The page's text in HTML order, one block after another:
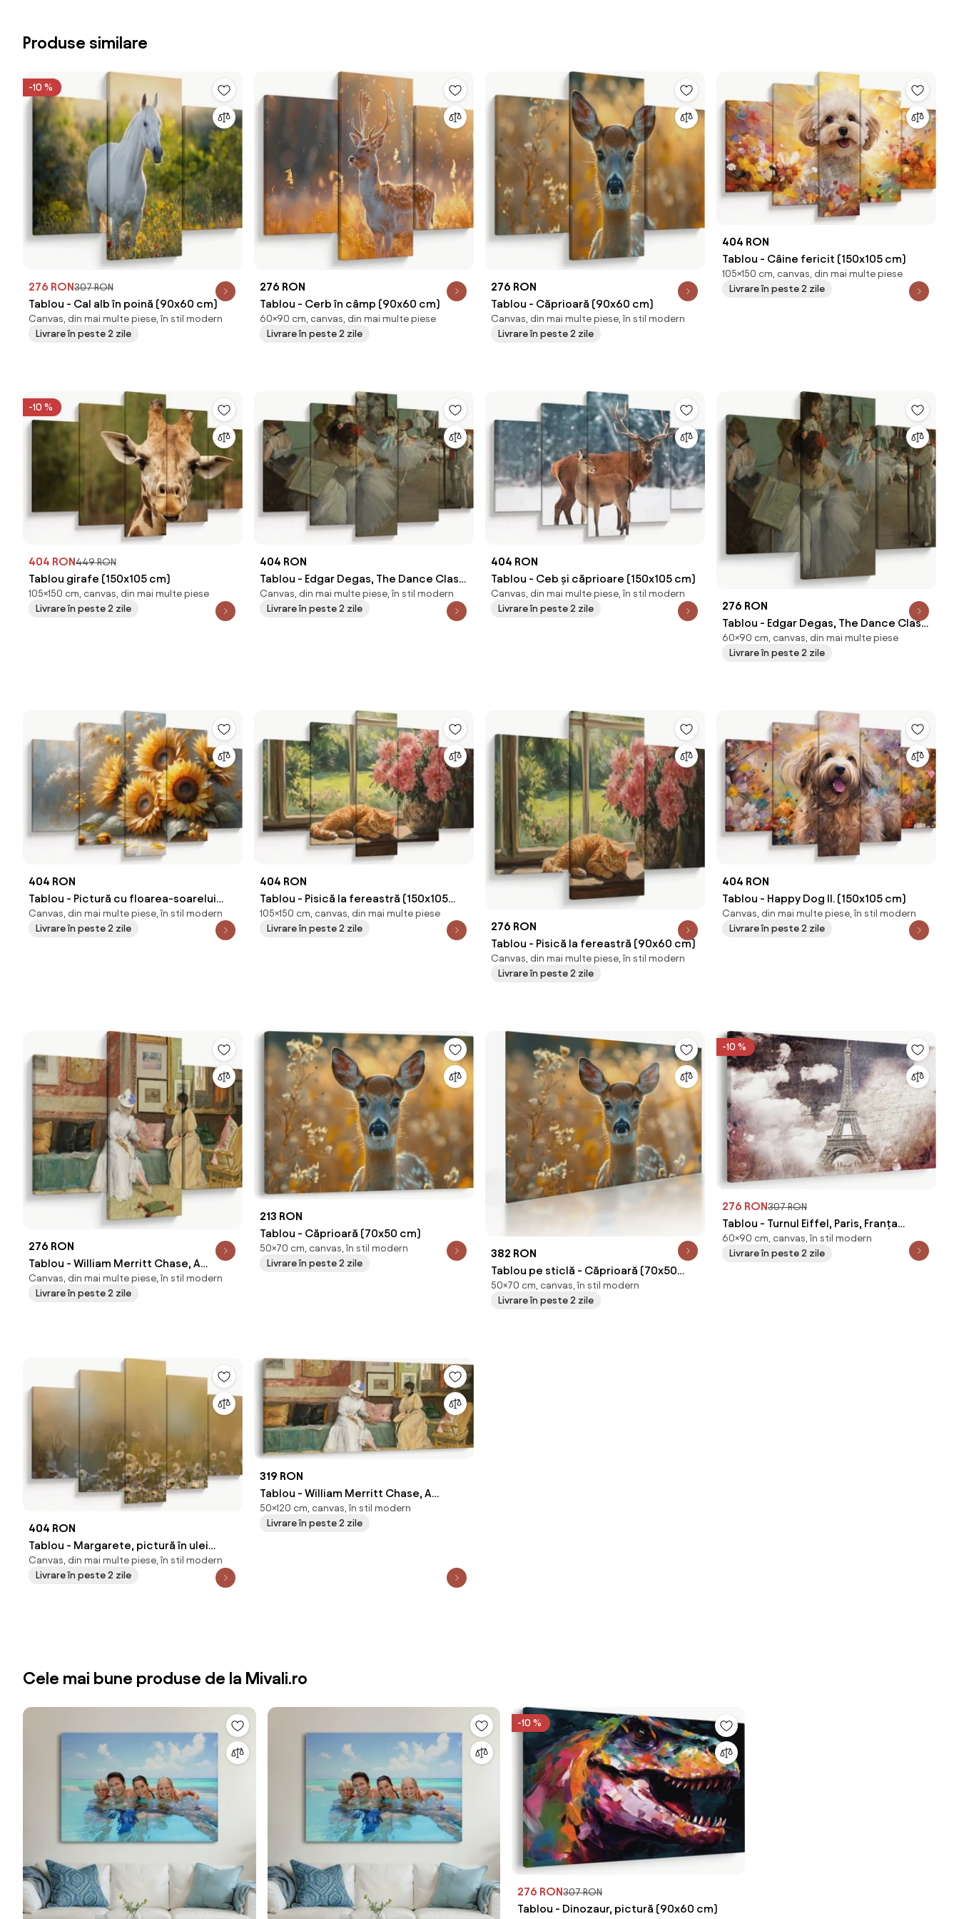
Produse similare
-10 %
276 RON307 RON
Tablou - Cal alb în poină (90x60 cm)
Canvas, din mai multe piese, în stil modern
Livrare în peste 2 zile
276 RON
Tablou - Cerb în câmp (90x60 cm)
60×90 cm, canvas, din mai multe piese
Livrare în peste 2 zile
276 RON
Tablou - Căprioară (90x60 cm)
Canvas, din mai multe piese, în stil modern
Livrare în peste 2 zile
404 RON
Tablou - Câine fericit (150x105 cm)
105×150 cm, canvas, din mai multe piese
Livrare în peste 2 zile
-10 %
404 RON449 RON
Tablou girafe (150x105 cm)
105×150 cm, canvas, din mai multe piese
Livrare în peste 2 zile
404 RON
Tablou - Edgar Degas, The Dance Class,
reproducere (150x105 cm)
Canvas, din mai multe piese, în stil modern
Livrare în peste 2 zile
404 RON
Tablou - Ceb și căprioare (150x105 cm)
Canvas, din mai multe piese, în stil modern
Livrare în peste 2 zile
276 RON
Tablou - Edgar Degas, The Dance Class,
reproducere (90x60 cm)
60×90 cm, canvas, din mai multe piese
Livrare în peste 2 zile
404 RON
Tablou - Pictură cu floarea-soarelui
(150x105 cm)
Canvas, din mai multe piese, în stil modern
Livrare în peste 2 zile
404 RON
Tablou - Pisică la fereastră (150x105
cm)
105×150 cm, canvas, din mai multe piese
Livrare în peste 2 zile
276 RON
Tablou - Pisică la fereastră (90x60 cm)
Canvas, din mai multe piese, în stil modern
Livrare în peste 2 zile
404 RON
Tablou - Happy Dog II. (150x105 cm)
Canvas, din mai multe piese, în stil modern
Livrare în peste 2 zile
276 RON
Tablou - William Merritt Chase, A
Friendly Call, reproducere (90x60 cm)
Canvas, din mai multe piese, în stil modern
Livrare în peste 2 zile
213 RON
Tablou - Căprioară (70x50 cm)
50×70 cm, canvas, în stil modern
Livrare în peste 2 zile
382 RON
Tablou pe sticlă - Căprioară (70x50
cm)
50×70 cm, canvas, în stil modern
Livrare în peste 2 zile
-10 %
276 RON307 RON
Tablou - Turnul Eiffel, Paris, Franța
(90x60 cm)
60×90 cm, canvas, în stil modern
Livrare în peste 2 zile
404 RON
Tablou - Margarete, pictură în ulei
(150x105 cm)
Canvas, din mai multe piese, în stil modern
Livrare în peste 2 zile
319 RON
Tablou - William Merritt Chase, A
Friendly Call, reproducere (120x50 cm)
50×120 cm, canvas, în stil modern
Livrare în peste 2 zile
Cele mai bune produse de la Mivali.ro
-10 %
276 RON307 RON
Tablou - Dinozaur, pictură (90x60 cm)